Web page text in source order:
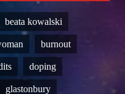
beata kowalski
burnout
doping
glastonbury